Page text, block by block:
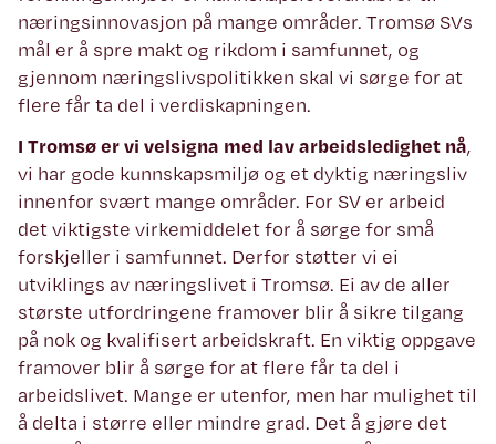
næringsinnovasjon på mange områder. Tromsø SVs
mål er å spre makt og rikdom i samfunnet, og
gjennom næringslivspolitikken skal vi sørge for at
flere får ta del i verdiskapningen.
I Tromsø er vi velsigna med lav arbeidsledighet nå,
vi har gode kunnskapsmiljø og et dyktig næringsliv
innenfor svært mange områder. For SV er arbeid
det viktigste virkemiddelet for å sørge for små
forskjeller i samfunnet. Derfor støtter vi ei
utviklings av næringslivet i Tromsø. Ei av de aller
største utfordringene framover blir å sikre tilgang
på nok og kvalifisert arbeidskraft. En viktig oppgave
framover blir å sørge for at flere får ta del i
arbeidslivet. Mange er utenfor, men har mulighet til
å delta i større eller mindre grad. Det å gjøre det